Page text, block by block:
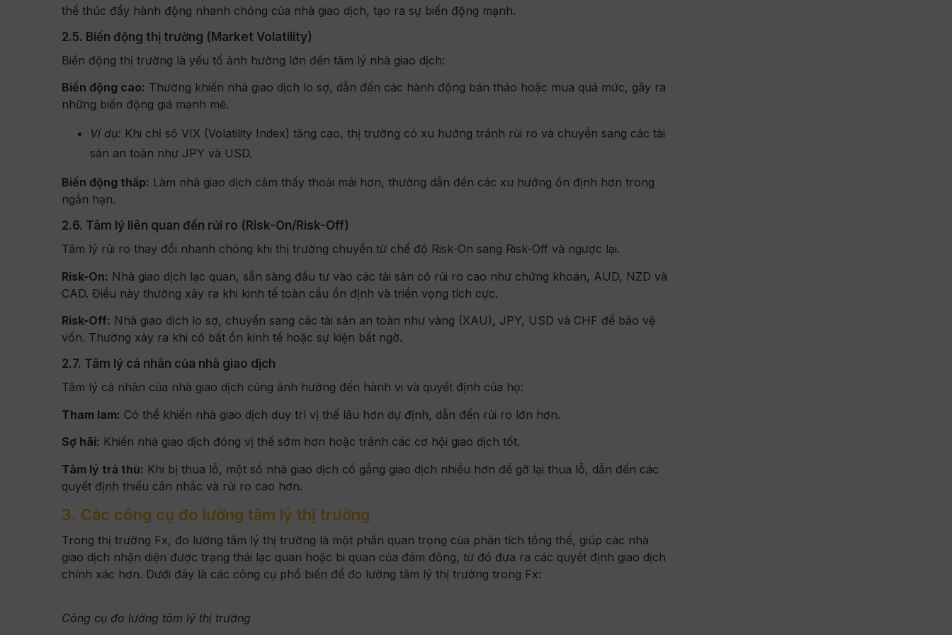
thể thúc đẩy hành động nhanh chóng của nhà giao dịch, tạo ra sự biến động mạnh.
2.5. Biến động thị trường (Market Volatility)
Biến động thị trường là yếu tố ảnh hưởng lớn đến tâm lý nhà giao dịch:
Biến động cao: Thường khiến nhà giao dịch lo sợ, dẫn đến các hành động bán tháo hoặc mua quá mức, gây ra
những biến động giá mạnh mẽ.
Ví dụ: Khi chỉ số VIX (Volatility Index) tăng cao, thị trường có xu hướng tránh rủi ro và chuyển sang các tài
sản an toàn như JPY và USD.
Biến động thấp: Làm nhà giao dịch cảm thấy thoải mái hơn, thường dẫn đến các xu hướng ổn định hơn trong
ngắn hạn.
2.6. Tâm lý liên quan đến rủi ro (Risk-On/Risk-Off)
Tâm lý rủi ro thay đổi nhanh chóng khi thị trường chuyển từ chế độ Risk-On sang Risk-Off và ngược lại.
Risk-On: Nhà giao dịch lạc quan, sẵn sàng đầu tư vào các tài sản có rủi ro cao như chứng khoán, AUD, NZD và
CAD. Điều này thường xảy ra khi kinh tế toàn cầu ổn định và triển vọng tích cực.
Risk-Off: Nhà giao dịch lo sợ, chuyển sang các tài sản an toàn như vàng (XAU), JPY, USD và CHF để bảo vệ
vốn. Thường xảy ra khi có bất ổn kinh tế hoặc sự kiện bất ngờ.
2.7. Tâm lý cá nhân của nhà giao dịch
Tâm lý cá nhân của nhà giao dịch cũng ảnh hưởng đến hành vi và quyết định của họ:
Tham lam: Có thể khiến nhà giao dịch duy trì vị thế lâu hơn dự định, dẫn đến rủi ro lớn hơn.
Sợ hãi: Khiến nhà giao dịch đóng vị thế sớm hơn hoặc tránh các cơ hội giao dịch tốt.
Tâm lý trả thù: Khi bị thua lỗ, một số nhà giao dịch cố gắng giao dịch nhiều hơn để gỡ lại thua lỗ, dẫn đến các
quyết định thiếu cân nhắc và rủi ro cao hơn.
3. Các công cụ đo lường tâm lý thị trường
Trong thị trường Fx, đo lường tâm lý thị trường là một phần quan trọng của phân tích tổng thể, giúp các nhà
giao dịch nhận diện được trạng thái lạc quan hoặc bi quan của đám đông, từ đó đưa ra các quyết định giao dịch
chính xác hơn. Dưới đây là các công cụ phổ biến để đo lường tâm lý thị trường trong Fx:
Công cụ đo lường tâm lý thị trường